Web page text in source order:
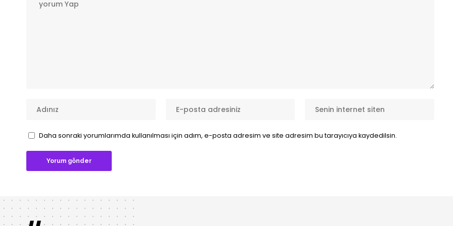
Daha sonraki yorumlarımda kullanılması için adım, e-posta adresim ve site adresim bu tarayıcıya kaydedilsin.